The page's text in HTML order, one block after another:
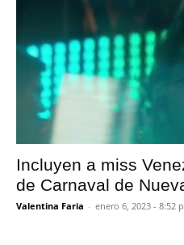
Incluyen a miss
de Carnaval de
Valentina Faria - enero 6, 2023 - 8:52